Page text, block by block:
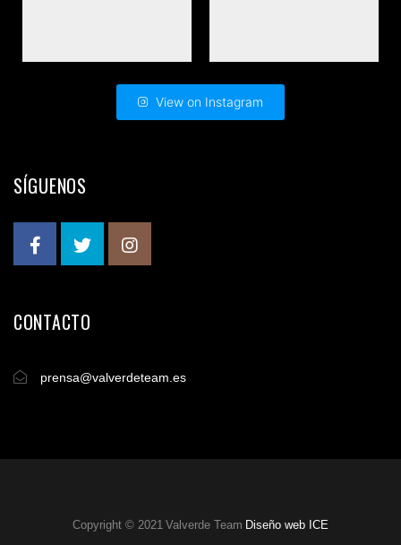
View on Instagram
SÍGUENOS
CONTACTO
prensa@valverdeteam.es
Copyright © 2021 Valverde Team Diseño web ICE